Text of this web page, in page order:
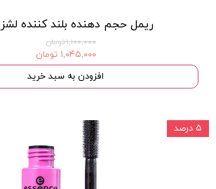
ریمل حجم دهنده بلند کننده لشز
۱,۱۰۰,۰۰۰ تومان
۱,۰۴۵,۰۰۰ تومان
افزودن به سبد خرید
۵ درصد